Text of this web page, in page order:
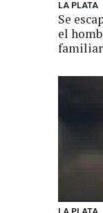
LA PLATA
Se
el